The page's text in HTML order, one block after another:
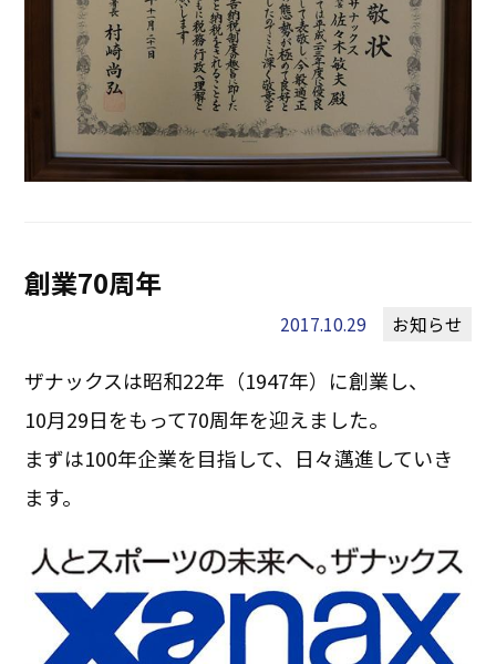
創業70周年
2017.10.29 お知らせ
ザナックスは昭和22年（1947年）に創業し、
10月29日をもって70周年を迎えました。
まずは100年企業を目指して、日々邁進していき
ます。